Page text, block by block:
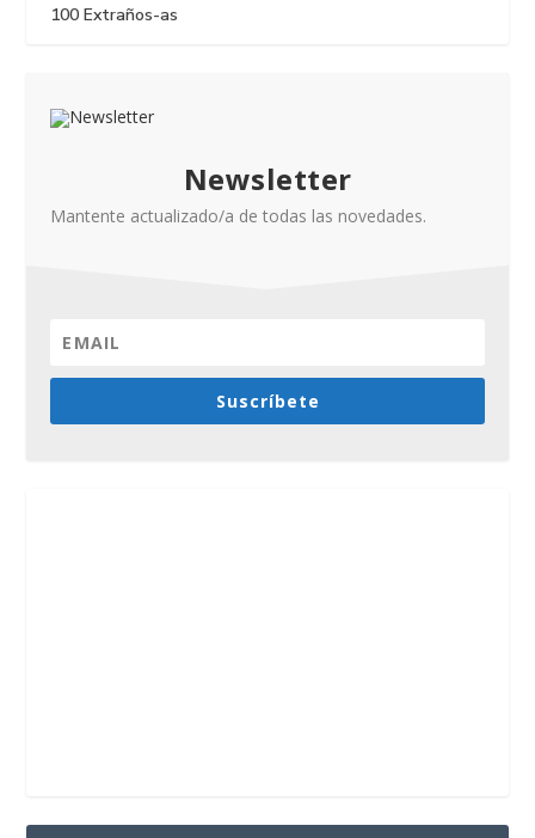
100 Extraños-as
Newsletter
Mantente actualizado/a de todas las novedades.
Suscríbete